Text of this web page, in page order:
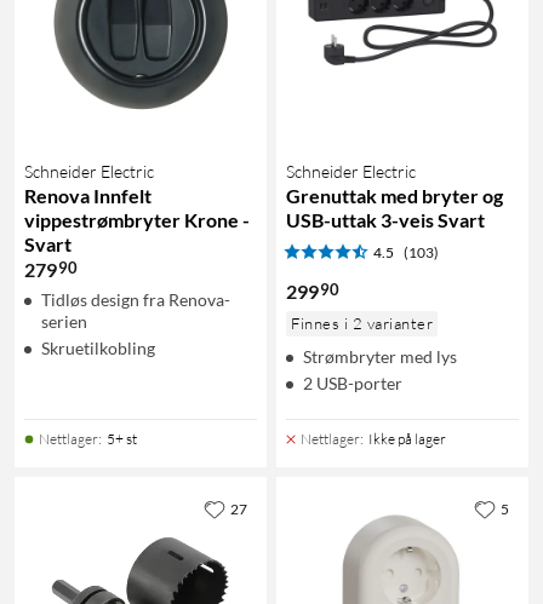
Schneider Electric
Renova Innfelt
vippestrømbryter Krone -
Svart
27990
Tidløs design fra Renova-
serien
Skruetilkobling
Nettlager: 5+ st
Schneider Electric
Grenuttak med bryter og
USB-uttak 3-veis Svart
4.5 (103)
29990
Finnes i 2 varianter
Strømbryter med lys
2 USB-porter
Nettlager: Ikke på lager
27 5